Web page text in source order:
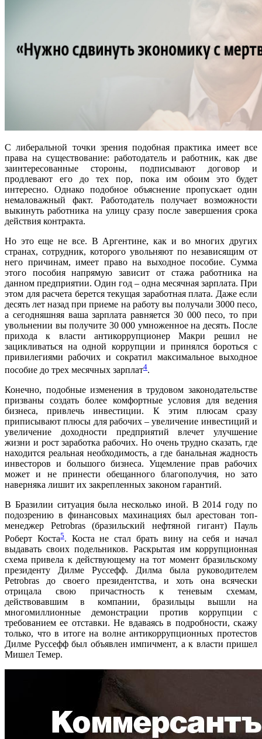
С либеральной точки зрения подобная практика имеет все
права на существование: работодатель и работник, как две
заинтересованные стороны, подписывают договор и
продлевают его до тех пор, пока им обоим это будет
интересно. Однако подобное объяснение пропускает один
немаловажный факт. Работодатель получает возможности
выкинуть работника на улицу сразу после завершения срока
действия контракта.
Но это еще не все. В Аргентине, как и во многих других
странах, сотрудник, которого увольняют по независящим от
него причинам, имеет право на выходное пособие. Сумма
этого пособия напрямую зависит от стажа работника на
данном предприятии. Один год – одна месячная зарплата. При
этом для расчета берется текущая заработная плата. Даже если
десять лет назад при приеме на работу вы получали 3000 песо,
а сегодняшняя ваша зарплата равняется 30 000 песо, то при
увольнении вы получите 30 000 умноженное на десять. После
прихода к власти антикоррупционер Макри решил не
зацикливаться на одной коррупции и принялся бороться с
привилегиями рабочих и сократил максимальное выходное
пособие до трех месячных зарплат4.
Конечно, подобные изменения в трудовом законодательстве
призваны создать более комфортные условия для ведения
бизнеса, привлечь инвестиции. К этим плюсам сразу
приписывают плюсы для рабочих – увеличение инвестиций и
увеличение доходности предприятий влечет улучшение
жизни и рост заработка рабочих. Но очень трудно сказать, где
находится реальная необходимость, а где банальная жадность
инвесторов и большого бизнеса. Ущемление прав рабочих
может и не принести обещанного благополучия, но зато
наверняка лишит их закрепленных законом гарантий.
В Бразилии ситуация была несколько иной. В 2014 году по
подозрению в финансовых махинациях был арестован топ-
менеджер Petrobras (бразильский нефтяной гигант) Пауль
Роберт Коста5. Коста не стал брать вину на себя и начал
выдавать своих подельников. Раскрытая им коррупционная
схема привела к действующему на тот момент бразильскому
президенту Дилме Руссефф. Дилма была руководителем
Petrobras до своего президентства, и хоть она всячески
отрицала свою причастность к теневым схемам,
действовавшим в компании, бразильцы вышли на
многомиллионные демонстрации против коррупции с
требованием ее отставки. Не вдаваясь в подробности, скажу
только, что в итоге на волне антикоррупционных протестов
Дилме Руссефф был объявлен импичмент, а к власти пришел
Мишел Темер.